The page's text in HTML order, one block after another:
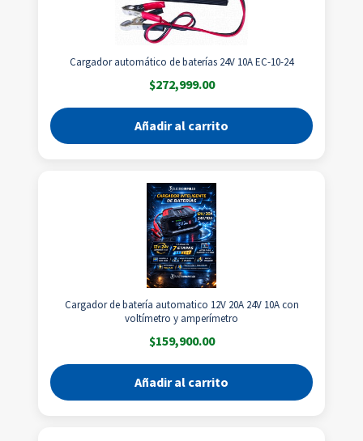
Cargador automático de baterías 24V 10A EC-10-24
$272,999.00
Añadir al carrito
Cargador de batería automatico 12V 20A 24V 10A con
voltímetro y amperímetro
$159,900.00
Añadir al carrito